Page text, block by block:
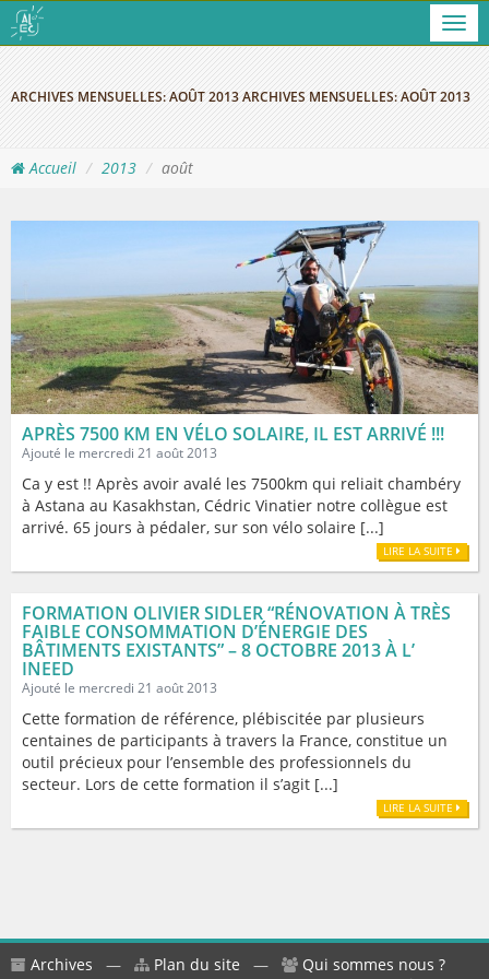
ARCHIVES MENSUELLES:AOÛT 2013ARCHIVES MENSUELLES:AOÛT 2013
Accueil 2013 août
APRÈS 7500 KM EN VÉLO SOLAIRE, IL EST ARRIVÉ !!!
Ajouté le mercredi 21 août 2013
Ca y est !! Après avoir avalé les 7500km qui reliait chambéry
à Astana au Kasakhstan, Cédric Vinatier notre collègue est
arrivé. 65 jours à pédaler, sur son vélo solaire [...]
LIRE LA SUITE
FORMATION OLIVIER SIDLER “RÉNOVATION À TRÈS
FAIBLE CONSOMMATION D’ÉNERGIE DES
BÂTIMENTS EXISTANTS” – 8 OCTOBRE 2013 À L’
INEED
Ajouté le mercredi 21 août 2013
Cette formation de référence, plébiscitée par plusieurs
centaines de participants à travers la France, constitue un
outil précieux pour l’ensemble des professionnels du
secteur. Lors de cette formation il s’agit [...]
LIRE LA SUITE
Archives — Plan du site —
Qui sommes nous ?